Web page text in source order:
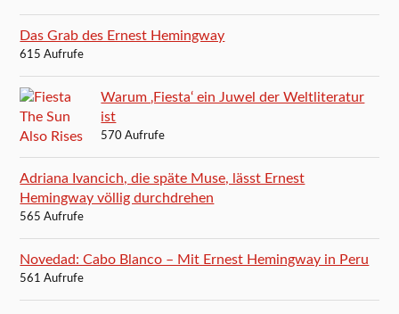
Das Grab des Ernest Hemingway
615 Aufrufe
Warum ‚Fiesta‘ ein Juwel der Weltliteratur
ist
570 Aufrufe
Adriana Ivancich, die späte Muse, lässt Ernest
Hemingway völlig durchdrehen
565 Aufrufe
Novedad: Cabo Blanco – Mit Ernest Hemingway in Peru
561 Aufrufe